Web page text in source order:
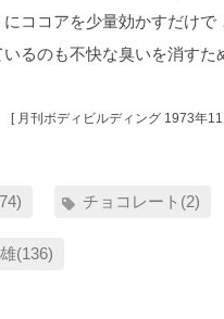
ココアを少量効かすだけ
るのも不快な臭いを消すた
[ 月刊ボディビルディング 1973年
チョコレート(2)
(136)